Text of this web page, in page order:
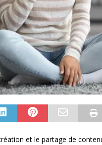
et le partage de